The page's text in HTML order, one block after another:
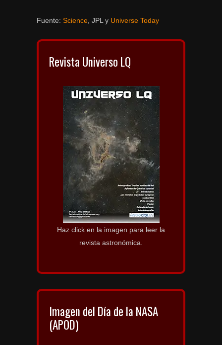
Fuente: Science, JPL y Universe Today
Revista Universo LQ
Haz click en la imagen para leer la
revista astronómica.
Imagen del Día de la NASA
(APOD)